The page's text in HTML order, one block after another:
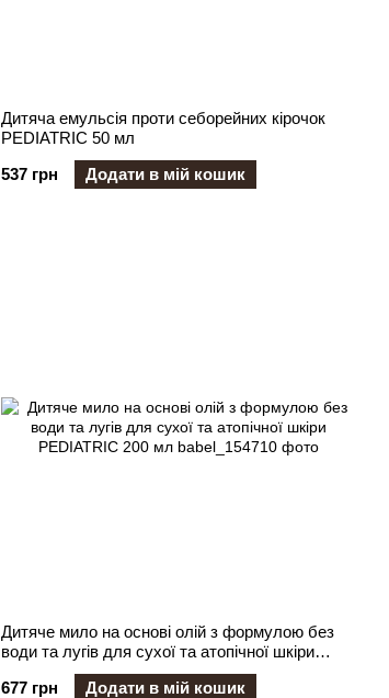
Дитяча емульсія проти себорейних кірочок
PEDIATRIC 50 мл
537 грн
Додати в мій кошик
Дитяче мило на основі олій з формулою без
води та лугів для сухої та атопічної шкіри
PEDIATRIC 200 мл
677 грн
Додати в мій кошик